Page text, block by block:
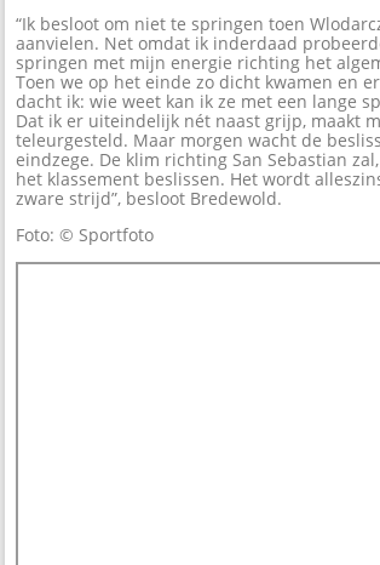
“Ik besloot om niet te springen toen
aanvielen. Net omdat ik inderdaad
springen met mijn energie richting het
Toen we op het einde zo dicht kwamen en
dacht ik: wie weet kan ik ze met een lange
Dat ik er uiteindelijk nét naast grijp, maakt
teleurgesteld. Maar morgen wacht de
eindzege. De klim richting San Sebastian
het klassement beslissen. Het wordt
zware strijd”, besloot Bredewold.
Foto: © Sportfoto